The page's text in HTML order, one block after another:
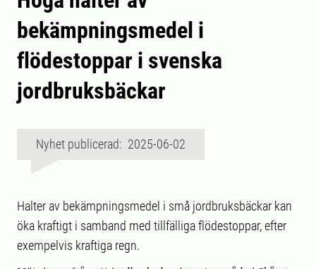
bekämpningsmedel i
flödestoppar i svenska
jordbruksbäckar
Nyhet publicerad: 2025-06-02
Halter av bekämpningsmedel i små jordbruksbäckar kan
öka kraftigt i samband med tillfälliga flödestoppar, efter
exempelvis kraftiga regn.